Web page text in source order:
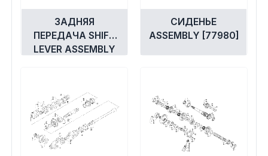
ЗАДНЯЯ
ПЕРЕДАЧА SHIFT
LEVER ASSEMBLY
СИДЕНЬЕ
ASSEMBLY [77980]